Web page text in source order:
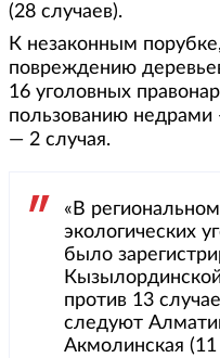
(28 случаев).
К незаконным
повреждению
16 уголовных
пользованию недрами
— 2 случая.
«В
экологических
было
против 13
следуют
Акмолинская (11